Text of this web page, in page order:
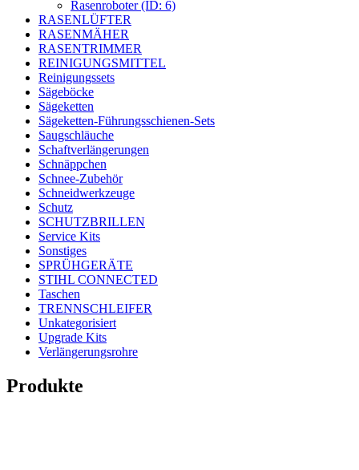
Rasenroboter (ID: 6)
RASENLÜFTER
RASENMÄHER
RASENTRIMMER
REINIGUNGSMITTEL
Reinigungssets
Sägeböcke
Sägeketten
Sägeketten-Führungsschienen-Sets
Saugschläuche
Schaftverlängerungen
Schnäppchen
Schnee-Zubehör
Schneidwerkzeuge
Schutz
SCHUTZBRILLEN
Service Kits
Sonstiges
SPRÜHGERÄTE
STIHL CONNECTED
Taschen
TRENNSCHLEIFER
Unkategorisiert
Upgrade Kits
Verlängerungsrohre
Produkte